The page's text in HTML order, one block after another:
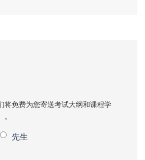
将免费为您寄送考试大纲和课程学
先生